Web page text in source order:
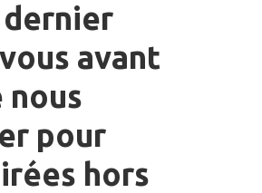
avant
nous
pour
hors